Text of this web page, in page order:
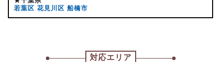
若葉区 花見川区 船橋市
対応エリア